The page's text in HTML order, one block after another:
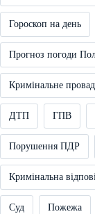
Гороскоп на день
Прогноз погоди
Кримінальне
ДТП ГПВ
Порушення ПДР
Кримінальна
Суд Пожежа